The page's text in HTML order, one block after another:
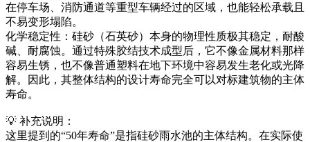
在停车场、消防通道等重型车辆经过的区域，也能轻松承载且
不易变形塌陷。
化学稳定性：硅砂（石英砂）本身的物理性质极其稳定，耐酸
碱、耐腐蚀。通过特殊胶结技术成型后，它不像金属材料那样
容易生锈，也不像普通塑料在地下环境中容易发生老化或光降
解。因此，其整体结构的设计寿命完全可以对标建筑物的主体
寿命。
💡 补充说明：
这里提到的“50年寿命”是指硅砂雨水池的主体结构。在实际使